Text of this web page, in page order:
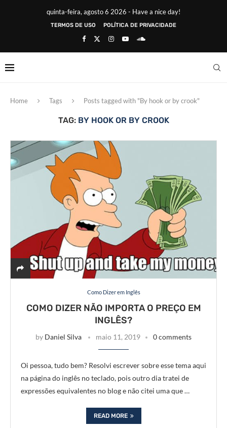
quinta-feira, agosto 6 2026 - Have a nice day!
TERMOS DE USO POLÍTICA DE PRIVACIDADE
Home Tags Posts tagged with "By hook or by crook"
TAG: BY HOOK OR BY CROOK
Como Dizer em Inglês
COMO DIZER NÃO IMPORTA O PREÇO EM
INGLÊS?
by Daniel Silva maio 11, 2019 0 comments
Oi pessoa, tudo bem? Resolvi escrever sobre esse tema aqui
na página do inglês no teclado, pois outro dia tratei de
expressões equivalentes no blog e não citei uma que …
READ MORE